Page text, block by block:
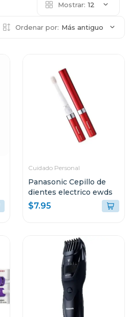
Mostrar: 12
Ordenar por: Más antiguo
Cuidado Personal
Panasonic Cepillo de
dientes electrico ewds
$7.95